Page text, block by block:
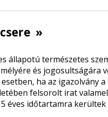
»
állapotú természetes
és
ha az igazolvány
felsorolt irat
éves időtartamra